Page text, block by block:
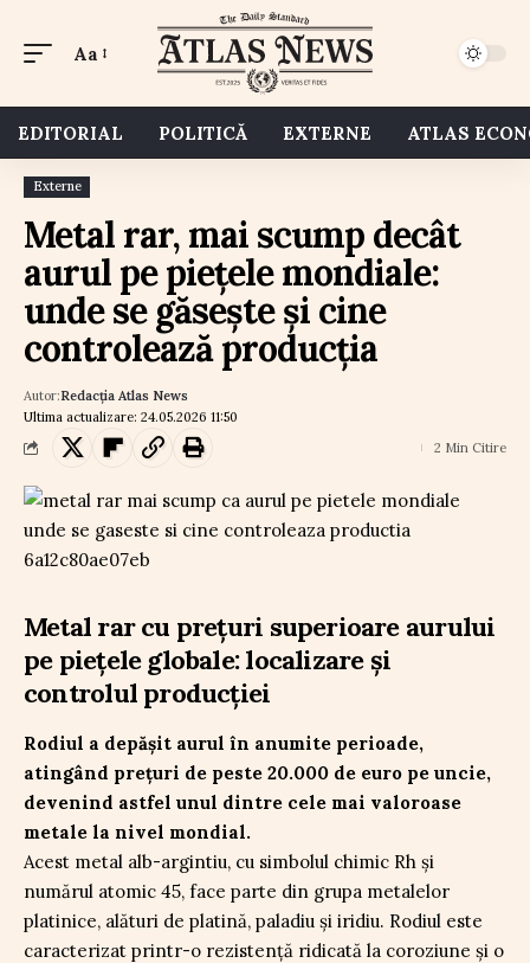
Aa
EDITORIAL POLITICĂ EXTERNE ATLAS
Externe
Metal rar, mai scump decât
aurul pe piețele mondiale:
unde se găsește și cine
controlează producția
Ultima actualizare: 24.05.2026 11:50
Autor:Redacția Atlas News
2 Min Citire
Metal rar cu prețuri superioare aurului
pe piețele globale: localizare și
controlul producției
Rodiul a depășit aurul în anumite perioade,
atingând prețuri de peste 20.000 de euro pe uncie,
devenind astfel unul dintre cele mai valoroase
metale la nivel mondial.
Acest metal alb-argintiu, cu simbolul chimic Rh și
numărul atomic 45, face parte din grupa metalelor
platinice, alături de platină, paladiu și iridiu. Rodiul este
caracterizat printr-o rezistență ridicată la coroziune și o